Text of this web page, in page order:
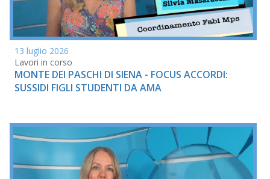
13 luglio 2026
Lavori in corso
MONTE DEI PASCHI DI SIENA - FOCUS ACCORDI:
SUSSIDI FIGLI STUDENTI DA AMA